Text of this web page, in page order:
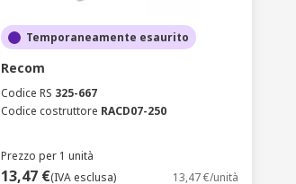
Temporaneamente esaurito
Recom
Codice RS 325-667
Codice costruttore RACD07-250
Prezzo per 1 unità
13,47 €(IVA esclusa) 13,47 €/unità